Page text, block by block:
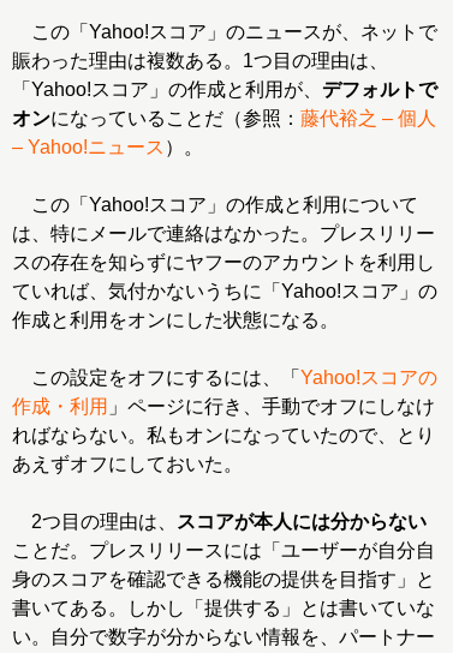
この「Yahoo!スコア」のニュースが、ネットで
賑わった理由は複数ある。1つ目の理由は、
「Yahoo!スコア」の作成と利用が、 デフォルトで
オンになっていることだ（参照： 藤代裕之 – 個人
– Yahoo!ニュース ）。
この「Yahoo!スコア」の作成と利用について
は、特にメールで連絡はなかった。プレスリリー
スの存在を知らずにヤフーのアカウントを利用し
ていれば、気付かないうちに「Yahoo!スコア」の
作成と利用をオンにした状態になる。
この設定をオフにするには、「 Yahoo!スコアの
作成・利用 」ページに行き、手動でオフにしなけ
ればならない。私もオンになっていたので、とり
あえずオフにしておいた。
2つ目の理由は、
スコアが本人には分からない
ことだ。プレスリリースには「ユーザーが自分自
身のスコアを確認できる機能の提供を目指す」と
書いてある。しかし「提供する」とは書いていな
い。自分で数字が分からない情報を、パートナー